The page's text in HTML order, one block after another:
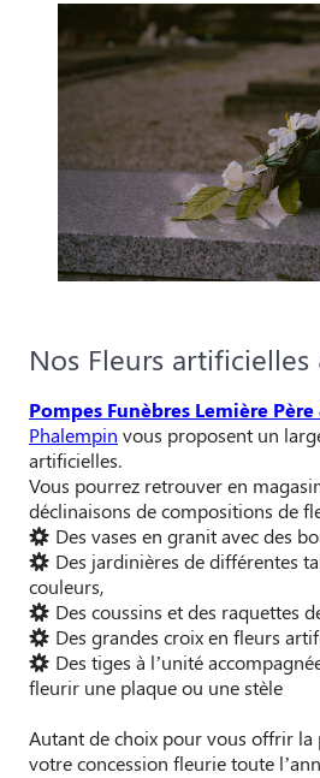
Nos Fleurs
Pompes Funèbres Lemière
Phalempin vous proposent un
artificielles.
Vous pourrez retrouver en
déclinaisons de compositions de
Des vases en granit avec des
Des jardinières de différentes
couleurs,
Des coussins et des raquettes
Des grandes croix en fleurs
Des tiges à l’unité
fleurir une plaque ou une stèle
Autant de choix pour vous offrir
votre concession fleurie toute